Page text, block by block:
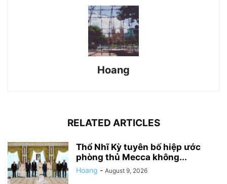
Hoang
RELATED ARTICLES
Thổ Nhĩ Kỳ tuyên bố hiệp ước
phòng thủ Mecca không...
Hoang - August 9, 2026